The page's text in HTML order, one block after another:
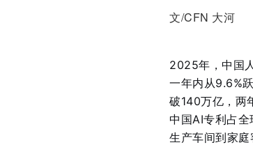
文/CFN 大河
2025年，中国
一年内从9.6%
破140万亿，两
中国AI专利占
生产车间到家